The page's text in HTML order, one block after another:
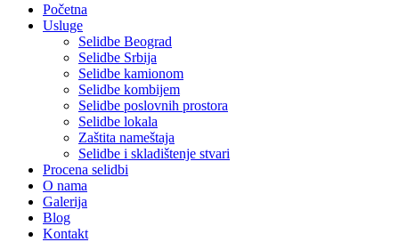
Početna
Usluge
Selidbe Beograd
Selidbe Srbija
Selidbe kamionom
Selidbe kombijem
Selidbe poslovnih prostora
Selidbe lokala
Zaštita nameštaja
Selidbe i skladištenje stvari
Procena selidbi
O nama
Galerija
Blog
Kontakt